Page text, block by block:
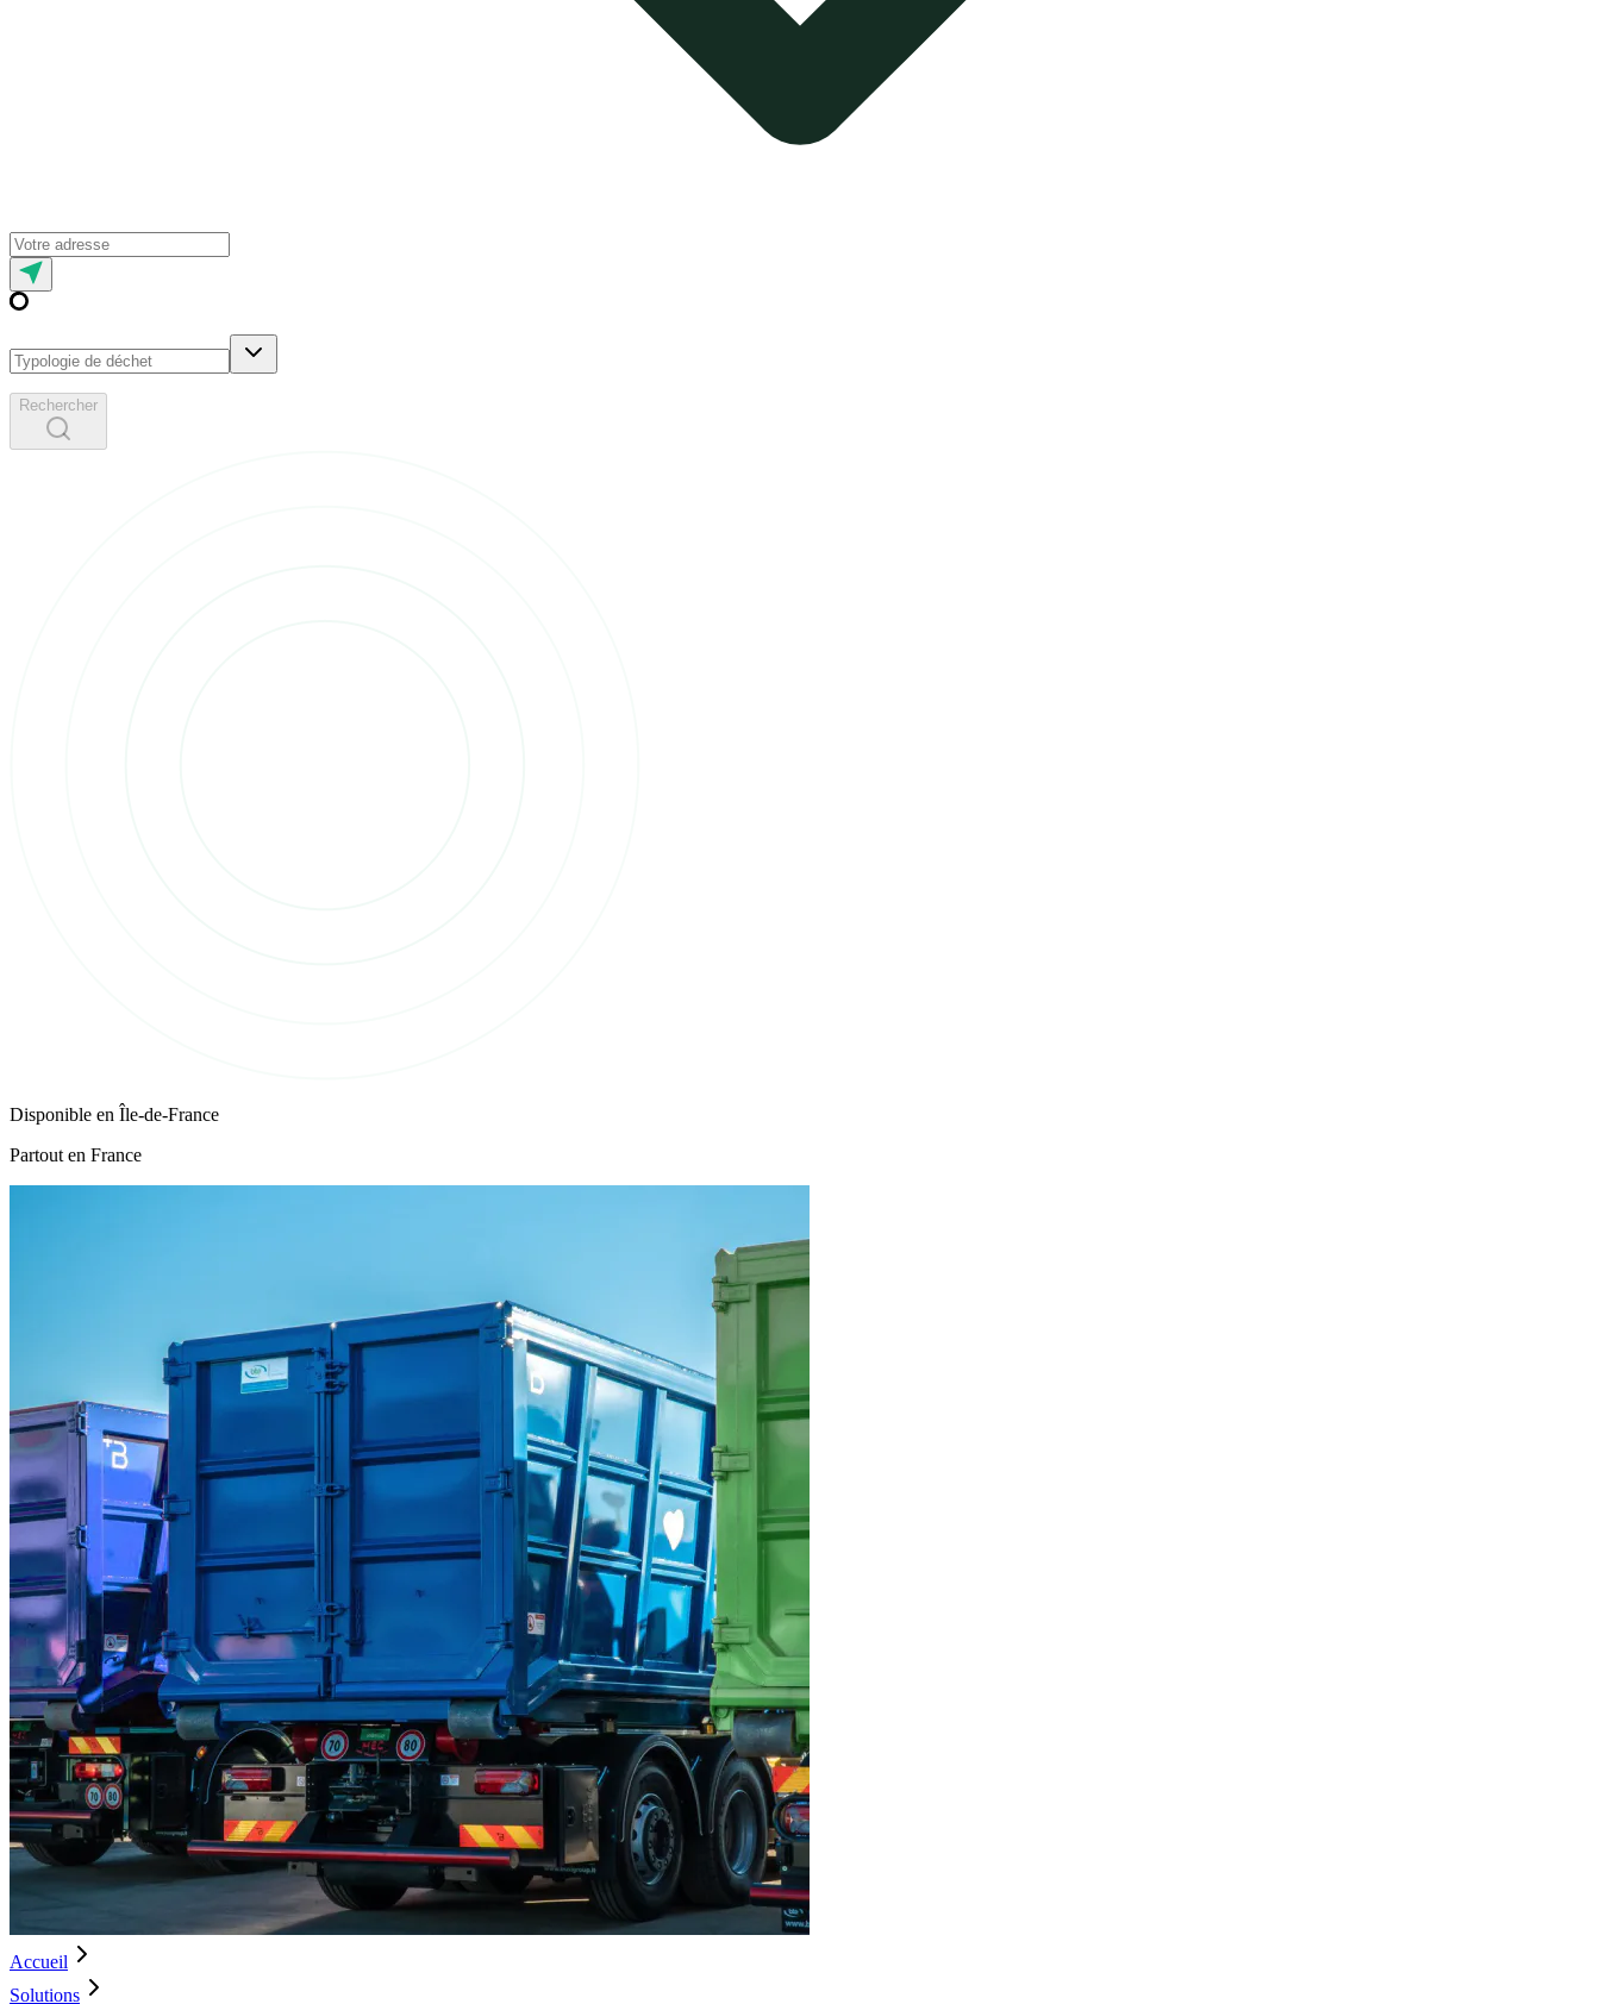
Rechercher
Disponible en Île-de-France
Partout en France
Accueil
Solutions